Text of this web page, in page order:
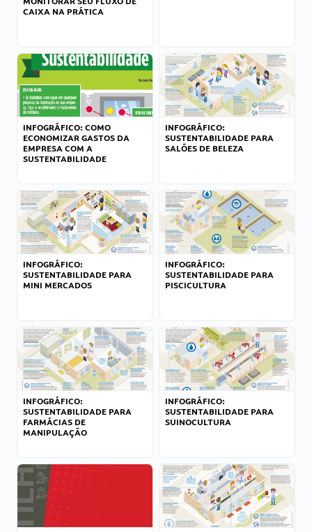
CAIXA NA PRÁTICA
INFOGRÁFICO: COMO
ECONOMIZAR GASTOS DA
EMPRESA COM A
SUSTENTABILIDADE
INFOGRÁFICO:
SUSTENTABILIDADE PARA
SALÕES DE BELEZA
INFOGRÁFICO:
SUSTENTABILIDADE PARA
MINI MERCADOS
INFOGRÁFICO:
SUSTENTABILIDADE PARA
PISCICULTURA
INFOGRÁFICO:
SUSTENTABILIDADE PARA
FARMÁCIAS DE
MANIPULAÇÃO
INFOGRÁFICO:
SUSTENTABILIDADE PARA
SUINOCULTURA